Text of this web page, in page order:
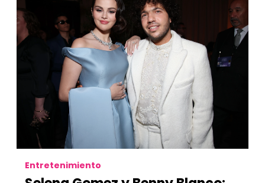
Entretenimiento